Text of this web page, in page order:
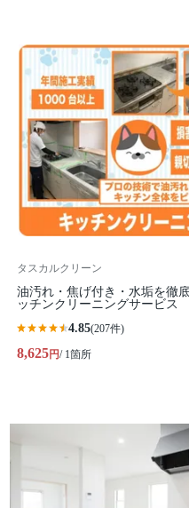
タスカルクリーン
油汚れ・焦げ付き・水垢を徹
ッチンクリーニングサービス
4.85(207件)
8,625円/ 1箇所